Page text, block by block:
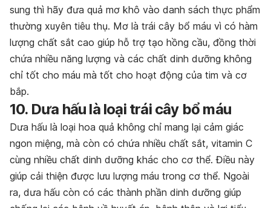
sung thì hãy đưa quả mơ khô vào danh sách thực phẩm
thường xuyên tiêu thụ. Mơ là trái cây bổ máu vì có hàm
lượng chất sắt cao giúp hỗ trợ tạo hồng cầu, đồng thời
chứa nhiều năng lượng và các chất dinh dưỡng không
chỉ tốt cho máu mà tốt cho hoạt động của tim và cơ
bắp.
10. Dưa hấu là loại trái cây bổ máu
Dưa hấu là loại hoa quả không chỉ mang lại cảm giác
ngon miệng, mà còn có chứa nhiều chất sắt, vitamin C
cùng nhiều chất dinh dưỡng khác cho cơ thể. Điều này
giúp cải thiện được lưu lượng máu trong cơ thể. Ngoài
ra, dưa hấu còn có các thành phần dinh dưỡng giúp